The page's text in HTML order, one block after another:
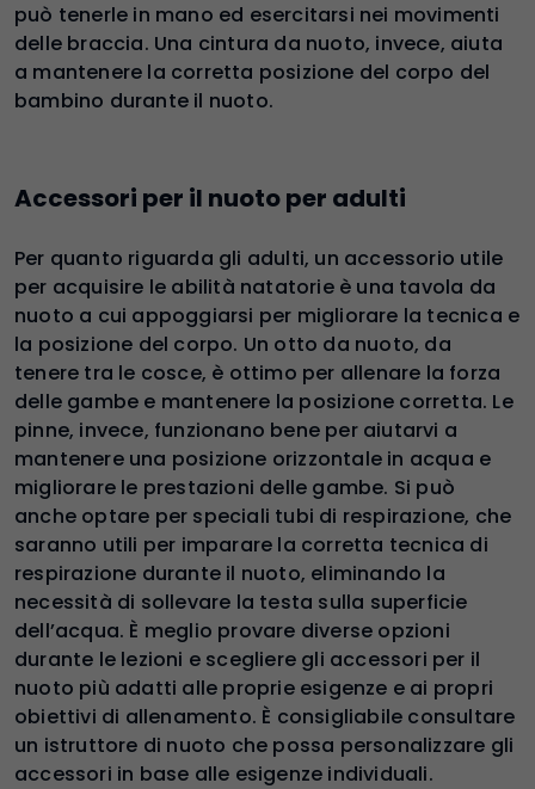
può tenerle in mano ed esercitarsi nei movimenti
delle braccia. Una cintura da nuoto, invece, aiuta
a mantenere la corretta posizione del corpo del
bambino durante il nuoto.
Accessori per il nuoto per adulti
Per quanto riguarda gli adulti, un accessorio utile
per acquisire le abilità natatorie è una tavola da
nuoto a cui appoggiarsi per migliorare la tecnica e
la posizione del corpo. Un otto da nuoto, da
tenere tra le cosce, è ottimo per allenare la forza
delle gambe e mantenere la posizione corretta. Le
pinne, invece, funzionano bene per aiutarvi a
mantenere una posizione orizzontale in acqua e
migliorare le prestazioni delle gambe. Si può
anche optare per speciali tubi di respirazione, che
saranno utili per imparare la corretta tecnica di
respirazione durante il nuoto, eliminando la
necessità di sollevare la testa sulla superficie
dell’acqua. È meglio provare diverse opzioni
durante le lezioni e scegliere gli accessori per il
nuoto più adatti alle proprie esigenze e ai propri
obiettivi di allenamento. È consigliabile consultare
un istruttore di nuoto che possa personalizzare gli
accessori in base alle esigenze individuali.